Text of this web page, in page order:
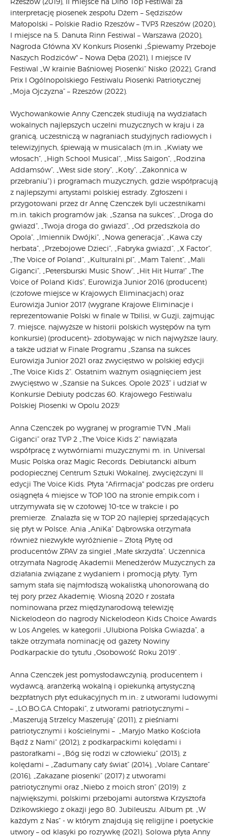
interpretację piosenek zespołu Dżem – Sędziszów
Małopolski – Polskie Radio Rzeszów – TVP3 Rzeszów (2020),
I miejsce na 5. Danuta Rinn Festiwal – Warszawa (2020),
Nagroda Główna XV Konkurs Piosenki „Śpiewamy Przeboje
Naszych Rodziców" – Nowa Dęba (2021), I miejsce IV
Festiwal „W krainie Baśniowej Piosenki” Nisko (2022), Grand
Prix I Ogólnopolskiego Festiwalu Piosenki Patriotycznej
„Moja Ojczyzna” – Rzeszów (2022).
Wychowankowie Anny Czenczek studiują na wydziałach
wokalnych najlepszych uczelni muzycznych w kraju i za
granicą, uczestniczą w nagraniach studyjnych radiowych i
telewizyjnych, śpiewają w musicalach (m.in. „Kwiaty we
włosach”, „High School Musical”, „Miss Saigon”, „Rodzina
Addamsów”, „West side story”, „Koty”, „Zakonnica w
przebraniu”) i programach muzycznych, gdzie współpracują
z najlepszymi artystami polskiej estrady. Zgłoszeni i
przygotowani przez dr Annę Czenczek byli uczestnikami
m.in. takich programów jak: „Szansa na sukces”, „Droga do
gwiazd”, „Twoja droga do gwiazd”, „Od przedszkola do
Opola”, „Imiennik Dwójki”, „Nowa generacja”, „Kawa czy
herbata”, „Przebojowe Dzieci”, „Fabryka gwiazd”, „X Factor”,
„The Voice of Poland”, „Kulturalni.pl”, „Mam Talent”, „Mali
Giganci”, „Petersburski Music Show”, „Hit Hit Hurra!” „The
Voice of Poland Kids”, Eurowizja Junior 2016 (producent)
(czołowe miejsce w Krajowych Eliminacjach) oraz
Eurowizja Junior 2017 (wygrane Krajowe Eliminacje i
reprezentowanie Polski w finale w Tbilisi, w Guzji, zajmując
7. miejsce, najwyższe w historii polskich występów na tym
konkursie) (producent)– zdobywając w nich najwyższe laury,
a także udział w Finale Programu „Szansa na sukces
Eurowizja Junior 2021 oraz zwycięstwo w polskiej edycji
„The Voice Kids 2”. Ostatnim ważnym osiągnięciem jest
zwycięstwo w „Szansie na Sukces. Opole 2023” i udział w
Konkursie Debiuty podczas 60. Krajowego Festiwalu
Polskiej Piosenki w Opolu 2023!
Anna Czenczek po wygranej w programie TVN „Mali
Giganci” oraz TVP 2 „The Voice Kids 2” nawiązała
współpracę z wytwórniami muzycznymi m. in. Universal
Music Polska oraz Magic Records. Debiutancki album
podopiecznej Centrum Sztuki Wokalnej, zwyciężczyni II
edycji The Voice Kids. Płyta "Afirmacja" podczas pre orderu
osiągnęła 4 miejsce w TOP 100 na stronie empik.com i
utrzymywała się w czołowej 10-tce w trakcie i po
premierze. Znalazła się w TOP 20 najlepiej sprzedających
się płyt w Polsce. Ania „AniKa” Dąbrowska otrzymała
również niezwykłe wyróżnienie – Złotą Płytę od
producentów ZPAV za singiel „Małe skrzydła”. Uczennica
otrzymała Nagrodę Akademii Menedżerów Muzycznych za
działania związane z wydaniem i promocją płyty. Tym
samym stała się najmłodszą wokalistką uhonorowaną do
tej pory przez Akademię. Wiosną 2020 r została
nominowana przez międzynarodową telewizję
Nickelodeon do nagrody Nickelodeon Kids Choice Awards
w Los Angeles, w kategorii „Ulubiona Polska Gwiazda”, a
także otrzymała nominację od gazety Nowiny
Podkarpackie do tytułu „Osobowość Roku 2019” .
Anna Czenczek jest pomysłodawczynią, producentem i
wydawcą, aranżerką wokalną i opiekunką artystyczną
bezpłatnych płyt edukacyjnych m.in.: z utworami ludowymi
– „LO.BO.GA Chłopaki”, z utworami patriotycznymi –
„Maszerują Strzelcy Maszerują” (2011), z pieśniami
patriotycznymi i kościelnymi – „Maryjo Matko Kościoła
Bądź z Nami” (2012), z podkarpackimi kolędami i
pastorałkami – „Bóg się rodzi w człowieku” (2013), z
kolędami – „Zadumany cały świat” (2014), „Volare Cantare”
(2016), „Zakazane piosenki” (2017) z utworami
patriotycznymi oraz „Niebo z moich stron” (2019) z
największymi, polskimi przebojami autorstwa Krzysztofa
Dzikowskiego z okazji jego 80. Jubileuszu. Album pt. „W
każdym z Nas” - w którym znajdują się religijne i poetyckie
utwory – od klasyki po rozrywkę (2021). Solowa płyta Anny